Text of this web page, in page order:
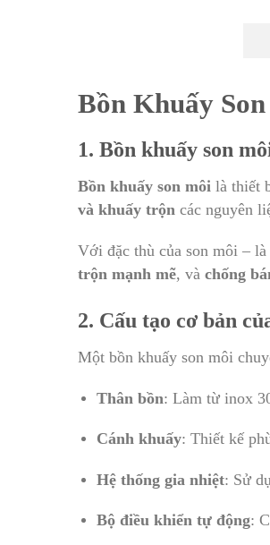
Bồn Khuấy
1. Bồn khuấy son
Bồn khuấy son môi là thiết
và khuấy trộn các nguyên
Với đặc thù của son môi – là
trộn mạnh mẽ, và chống
2. Cấu tạo cơ bản
Một bồn khuấy son môi
Thân bồn: Làm từ inox
Cánh khuấy: Thiết kế
Hệ thống gia nhiệt: Sử
Bộ điều khiển tự động: